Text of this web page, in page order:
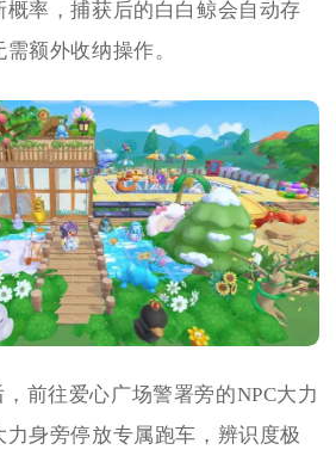
率，捕获后的白白鲸会自动存
额外收纳操作。
前往爱心广场警署旁的NPC大力
身旁停放专属跑车，辨识度极